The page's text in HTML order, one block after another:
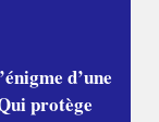
d’une
protège